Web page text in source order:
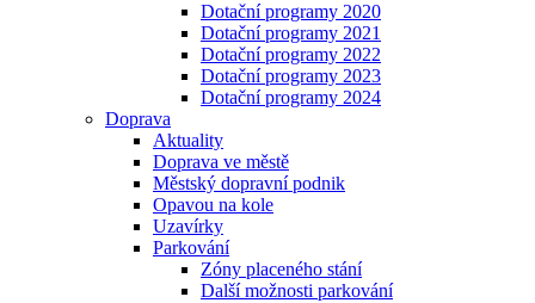
Dotační programy 2020
Dotační programy 2021
Dotační programy 2022
Dotační programy 2023
Dotační programy 2024
Doprava
Aktuality
Doprava ve městě
Městský dopravní podnik
Opavou na kole
Uzavírky
Parkování
Zóny placeného stání
Další možnosti parkování